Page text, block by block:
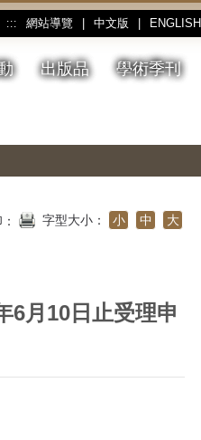
::: 網站導覽 中文版 ENGLISH
出版品 學術季刊
字型大小： 小 中 大
6月10日止受理申